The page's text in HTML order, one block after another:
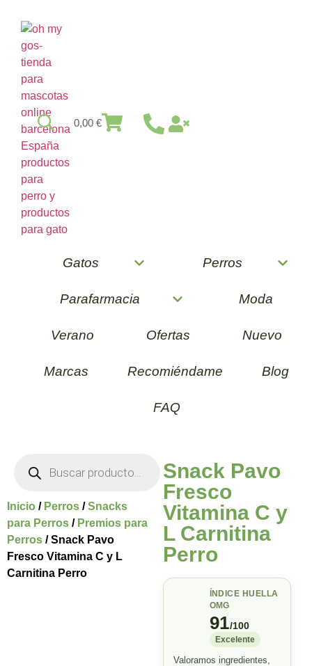
0,00 €
Gatos Perros
Parafarmacia Moda
Verano Ofertas Nuevo
Marcas Recomiéndame Blog
FAQ
Inicio / Perros /Snacks
para Perros / Premios para
Perros / Snack Pavo
Fresco Vitamina C y L
Carnitina Perro
Snack Pavo
Fresco
Vitamina C y
L Carnitina
Perro
ÍNDICE HUELLA
OMG
91/100
Excelente
Valoramos ingredientes,